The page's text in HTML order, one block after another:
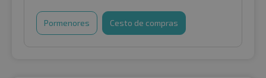
Pormenores Cesto de compras